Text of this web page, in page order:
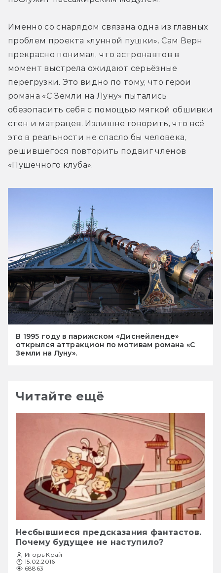
Именно со снарядом связана одна из главных
проблем проекта «лунной пушки». Сам Верн
прекрасно понимал, что астронавтов в
момент выстрела ожидают серьёзные
перегрузки. Это видно по тому, что герои
романа «С Земли на Луну» пытались
обезопасить себя с помощью мягкой обшивки
стен и матрацев. Излишне говорить, что всё
это в реальности не спасло бы человека,
решившегося повторить подвиг членов
«Пушечного клуба».
В 1995 году в парижском «Диснейленде»
открылся аттракцион по мотивам романа «С
Земли на Луну».
Читайте ещё
Несбывшиеся предсказания фантастов.
Почему будущее не наступило?
Игорь Край
15.02.2016
68863